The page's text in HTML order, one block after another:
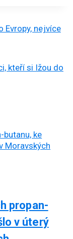
Evropy, nejvíce
kteří si lžou do
propan-
v úterý